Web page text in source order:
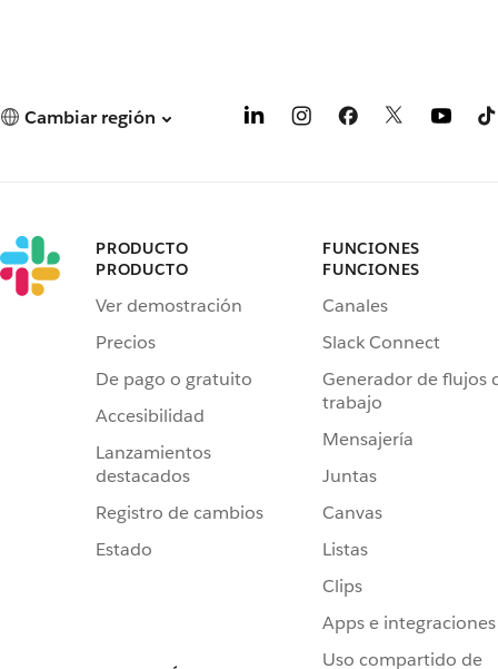
Cambiar región
PRODUCTO
PRODUCTO
Ver demostración
Precios
De pago o gratuito
Accesibilidad
Lanzamientos
destacados
Registro de cambios
Estado
FUNCIONES
FUNCIONES
Canales
Slack Connect
Generador de flujos
trabajo
Mensajería
Juntas
Canvas
Listas
Clips
Apps e integraciones
Uso compartido de